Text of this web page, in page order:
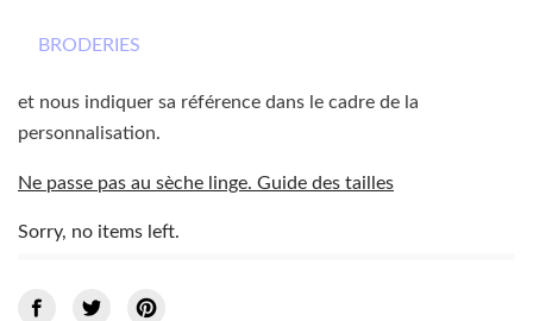
BRODERIES
et nous indiquer sa référence dans le cadre de la
personnalisation.
Ne passe pas au sèche linge. Guide des tailles
Sorry, no items left.